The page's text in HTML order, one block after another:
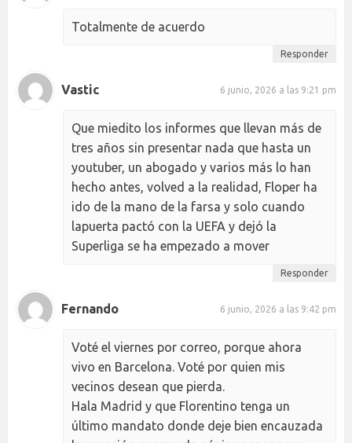
Totalmente de acuerdo
Responder
Vastic 6 junio, 2026 a las 9:21 pm
Que miedito los informes que llevan más de
tres años sin presentar nada que hasta un
youtuber, un abogado y varios más lo han
hecho antes, volved a la realidad, Floper ha
ido de la mano de la farsa y solo cuando
lapuerta pactó con la UEFA y dejó la
Superliga se ha empezado a mover
Responder
Fernando 6 junio, 2026 a las 9:42 pm
Voté el viernes por correo, porque ahora
vivo en Barcelona. Voté por quien mis
vecinos desean que pierda.
Hala Madrid y que Florentino tenga un
último mandato donde deje bien encauzada